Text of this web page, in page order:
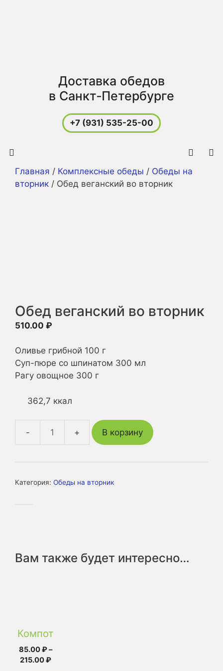
+7 (931) 535-25-00
Доставка обедов
в Санкт‑Петербурге
Меню
Главная / Комплексные обеды / Обеды на
вторник / Обед веганский во вторник
Обед веганский во вторник
510.00 ₽
Оливье грибной 100 г
Суп-пюре со шпинатом 300 мл
Рагу овощное 300 г
362,7 ккал
Количество
Обед
во
В корзину
Категория: Обеды на вторник
Вам также будет интересно…
Компот
85.00₽–
215.00₽Диапазон
вариаций.
Опции
можно